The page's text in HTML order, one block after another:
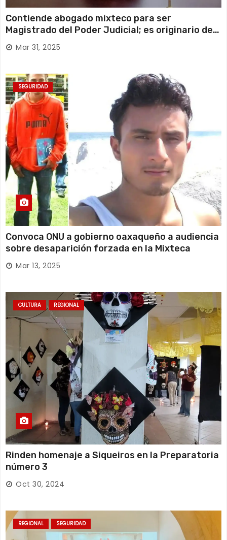
Contiende abogado mixteco para ser
Magistrado del Poder Judicial; es originario de
Huajuapan de León
Mar 31, 2025
SEGURIDAD
Convoca ONU a gobierno oaxaqueño a audiencia
sobre desaparición forzada en la Mixteca
Mar 13, 2025
CULTURA REGIONAL
Rinden homenaje a Siqueiros en la Preparatoria
número 3
Oct 30, 2024
REGIONAL SEGURIDAD